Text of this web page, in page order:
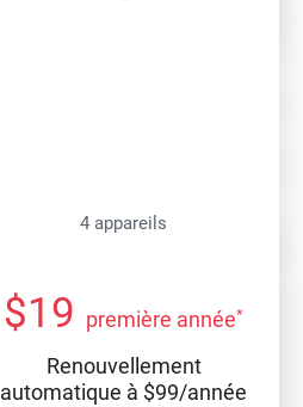
4 appareils
$19 première année*
Renouvellement
automatique à $99/année